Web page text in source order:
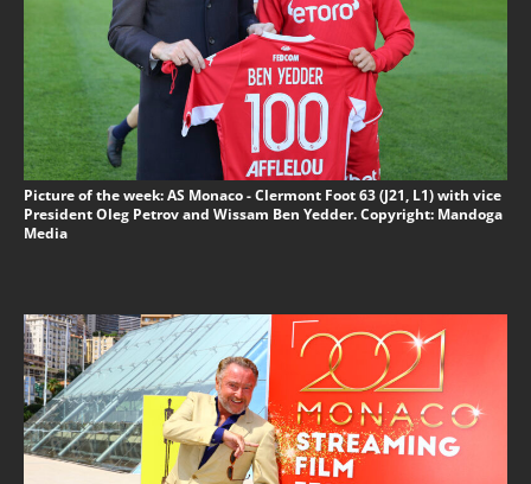
Picture of the week: AS Monaco - Clermont Foot 63 (J21, L1) with vice
President Oleg Petrov and Wissam Ben Yedder. Copyright: Mandoga
Media